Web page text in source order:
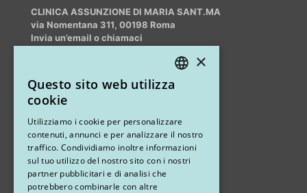
CLINICA ASSUNZIONE DI MARIA SANT.MA
via Nomentana 311, 00198 Roma
Invia un’email o chiamaci
Altri studi
STUDIO MARIANETTI MED
via Sandro Pertini 26, 67051 Avezzano (AQ)
×
Questo sito web utilizza
cookie
Utilizziamo i cookie per personalizzare
contenuti, annunci e per analizzare il nostro
traffico. Condividiamo inoltre informazioni
sul tuo utilizzo del nostro sito con i nostri
partner pubblicitari e di analisi che
potrebbero combinarle con altre